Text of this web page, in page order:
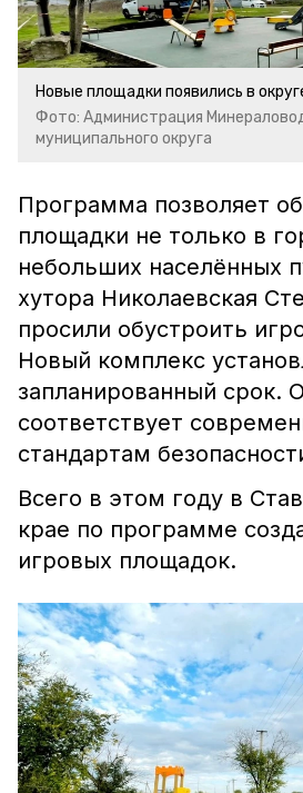
Новые площадки появились в
Фото: Администрация
муниципального округа
Программа позволяет
площадки не только в
небольших населённых
хутора Николаевская
просили обустроить
Новый комплекс
запланированный срок.
соответствует
стандартам
Всего в этом году в
крае по программе
игровых площадок.